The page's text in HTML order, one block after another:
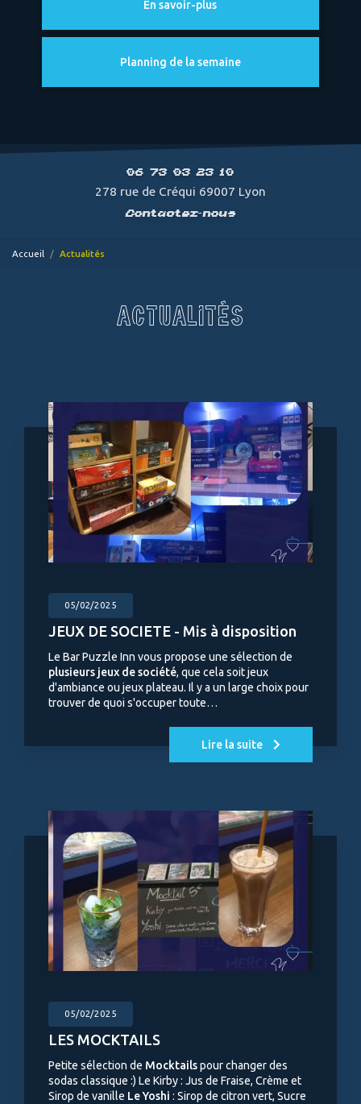
En savoir-plus
Planning de la semaine
06 73 03 23 10
278 rue de Créqui 69007 Lyon
Contactez-nous
Accueil Actualités
ACTUALITÉS
05/02/2025
JEUX DE SOCIETE - Mis à disposition
Le Bar Puzzle Inn vous propose une sélection de
plusieurs jeux de société, que cela soit jeux
d'ambiance ou jeux plateau. Il y a un large choix pour
trouver de quoi s'occuper toute…
Lire la suite
05/02/2025
LES MOCKTAILS
Petite sélection de Mocktailspour changer des
sodas classique :) Le Kirby : Jus de Fraise, Crème et
Sirop de vanille Le Yoshi : Sirop de citron vert, Sucre